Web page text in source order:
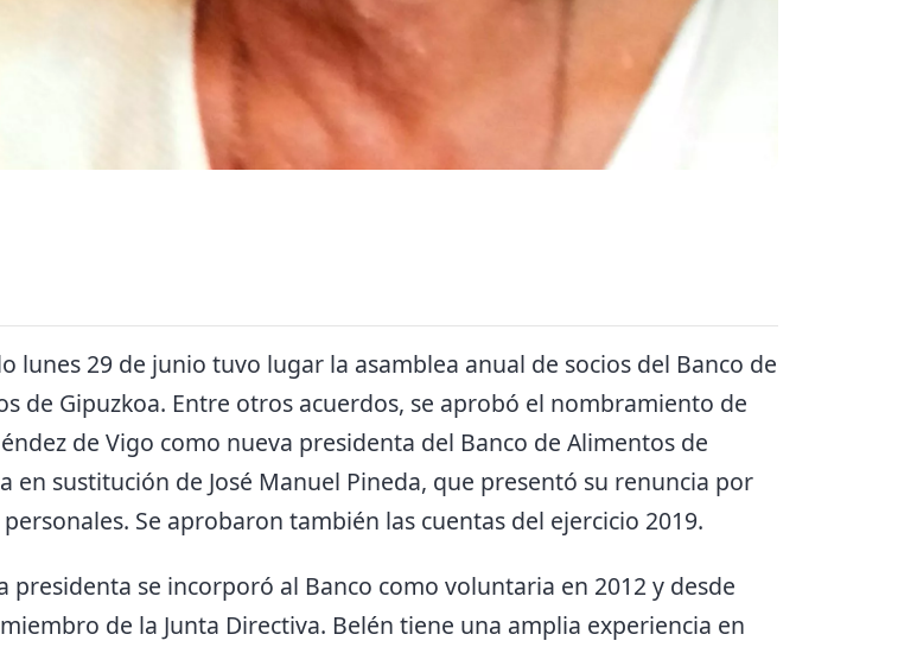
lunes 29 de junio tuvo lugar la asamblea anual de socios del Banco de
de Gipuzkoa. Entre otros acuerdos, se aprobó el nombramiento de
de Vigo como nueva presidenta del Banco de Alimentos de
en sustitución de José Manuel Pineda, que presentó su renuncia por
Se aprobaron también las cuentas del ejercicio 2019.
presidenta se incorporó al Banco como voluntaria en 2012 y desde
de la Junta Directiva. Belén tiene una amplia experiencia en